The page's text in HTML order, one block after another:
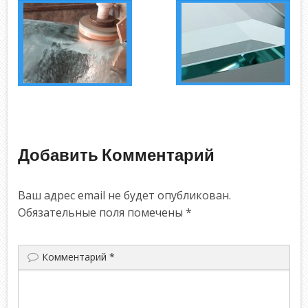
Добавить Комментарий
Ваш адрес email не будет опубликован.
Обязательные поля помечены*
Комментарий*